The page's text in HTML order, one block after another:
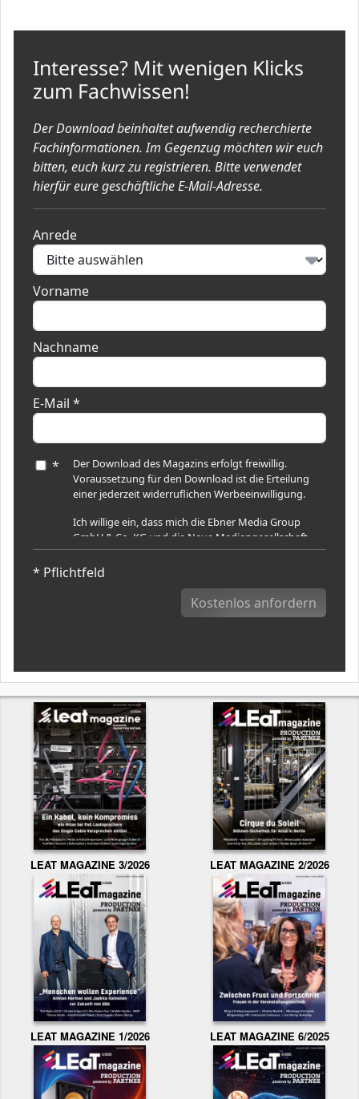
LEAT MAGAZINE 3/2026 LEAT MAGAZINE 2/2026
LEAT MAGAZINE 1/2026 LEAT MAGAZINE 6/2025